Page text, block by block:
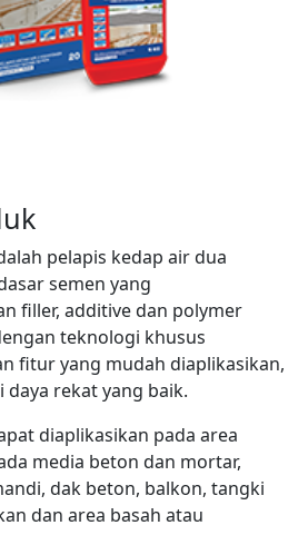
pelapis kedap air dua
semen yang
filler, additive dan polymer
teknologi khusus
fitur yang mudah diaplikasikan,
rekat yang baik.
diaplikasikan pada area
media beton dan mortar,
dak beton, balkon, tangki
dan area basah atau